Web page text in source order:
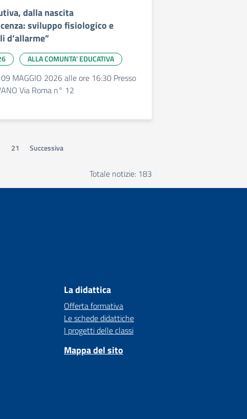
dalla nascita
sviluppo fisiologico e
d’allarme”
ALLA COMUNTA' EDUCATIVA
09 MAGGIO 2026 alle ore 16:30 Presso
Via Roma n° 12
21 Successiva
Totale notizie: 183
La didattica
Offerta formativa
Le schede didattiche
I progetti delle classi
Mappa del sito